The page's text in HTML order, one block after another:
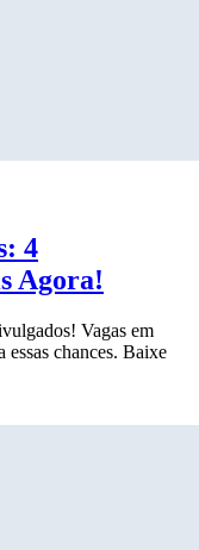
4
Agora!
Vagas em
essas chances. Baixe